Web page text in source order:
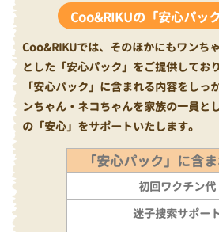
Coo&RIKUの「安心パッ
Coo&RIKUでは、そのほかにもワンち
とした「安心パック」をご提供してお
「安心パック」に含まれる内容をしっ
ンちゃん・ネコちゃんを家族の一員と
の「安心」をサポートいたします。
「安心パック」に含
初回ワクチン代
迷子捜索サポー